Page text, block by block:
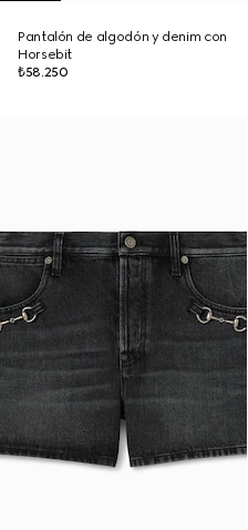
Pantalón de algodón y denim con
Horsebit
₺58.250